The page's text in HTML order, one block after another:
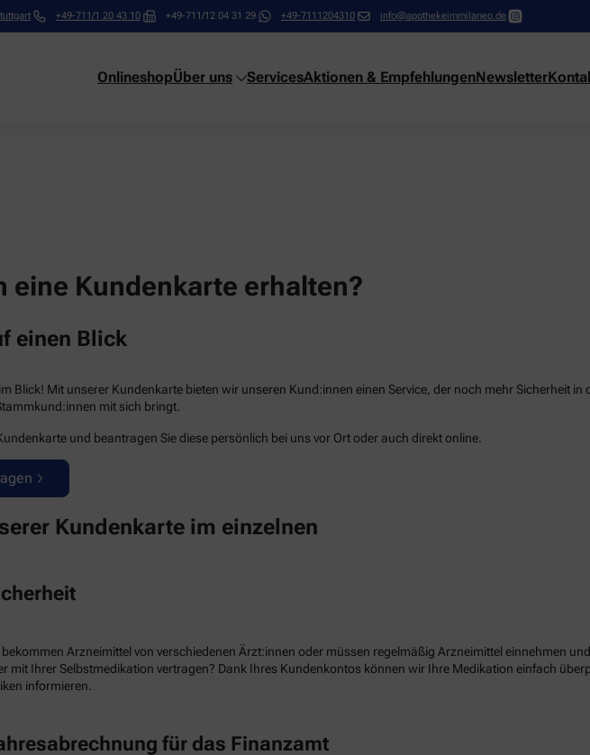
+49-711/1 20 43 10 +49-711/12 04 31 29 +49-7111204310 info@apothekeimmilaneo.de
OnlineshopÜber uns ServicesAktionen & EmpfehlungenNewsletter
eine Kundenkarte erhalten?
einen Blick
Blick! Mit unserer Kundenkarte bieten wir unseren Kund:innen einen Service, der noch mehr Sicherheit
mit sich bringt.
und beantragen Sie diese persönlich bei uns vor Ort oder auch direkt online.
Kundenkarte im einzelnen
bekommen Arzneimittel von verschiedenen Ärzt:innen oder müssen regelmäßig Arzneimittel einnehmen
mit Ihrer Selbstmedikation vertragen? Dank Ihres Kundenkontos können wir Ihre Medikation einfach
informieren.
für das Finanzamt